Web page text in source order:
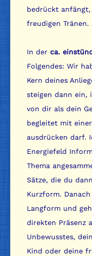
bedrückt
freudigen
In der ca.
Folgendes: Wir
Kern deines
steigen dann ein,
von dir als dein
begleitet mit
ausdrücken darf.
Energiefeld
Thema
Sätze, die du
Kurzform.
Langform und
direkten Präsenz
Unbewusstes,
Kind oder deine